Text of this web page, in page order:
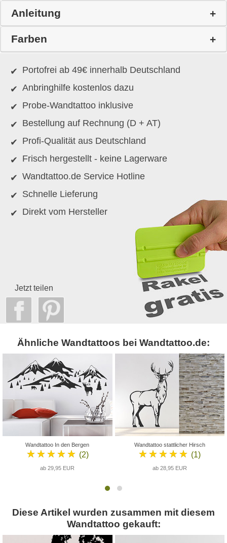
Anleitung
Farben
Portofrei ab 49€ innerhalb Deutschland
Anbringhilfe kostenlos dazu
Probe-Wandtattoo inklusive
Bestellung auf Rechnung (D + AT)
Profi-Qualität aus Deutschland
Frisch hergestellt - keine Lagerware
Wandtattoo.de Service Hotline
Schnelle Lieferung
Direkt vom Hersteller
Jetzt teilen
Ähnliche Wandtattoos bei Wandtattoo.de:
Wandtattoo In den Bergen
★★★★★ (2)
ab 29,95 EUR
Wandtattoo stattlicher Hirsch
★★★★★ (1)
ab 28,95 EUR
Diese Artikel wurden zusammen mit diesem
Wandtattoo gekauft: